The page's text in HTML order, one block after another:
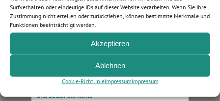
Surfverhalten oder eindeutige IDs auf dieser Website verarbeiten. Wenn Sie Ihre
Zustimmung nicht erteilen oder zurückziehen, können bestimmte Merkmale und
Funktionen beeinträchtigt werden.
Akzeptieren
Ablehnen
Cookie-RichtlinieImpressumImpressum
mehr. Und dennoch gibt es immer wieder Klageverfahren,
bei denen man sich fragt, wo sich der anwaltliche Vertreter
der unterlegenen Partei in den letzten Jahrzehnten
aufgehalten hat.
------ Veröffentlicht in der DEGA Galabau im Mai 2022:
Nachtragsregelungen im BGB-Werkvertragsrecht: 80 %
sind besser als nichts